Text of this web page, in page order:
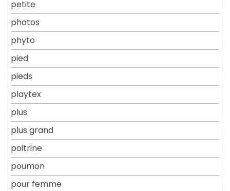
petite
photos
phyto
pied
pieds
playtex
plus
plus grand
poitrine
poumon
pour femme